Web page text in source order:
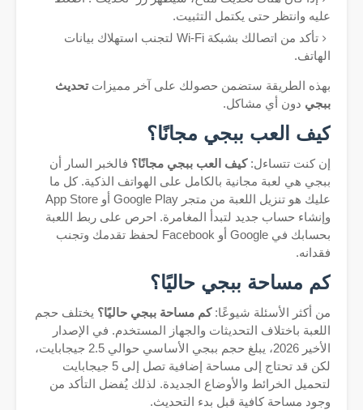
عليه وانتظر حتى يكتمل التثبيت.
تأكد من اتصالك بشبكة Wi-Fi لتجنب استهلاك بيانات
الهاتف.
بهذه الطريقة ستضمن حصولك على آخر مميزاتتحديث
ببجي دون أي مشاكل.
كيف العب ببجي مجانًا؟
إن كنت تتساءل:كيف العب ببجي مجانًا؟ فالخبر السار أن
ببجي هي لعبة مجانية بالكامل على الهواتف الذكية. كل ما
عليك هو تنزيل اللعبة من متجر Google Play أو App Store
وإنشاء حساب جديد لتبدأ المغامرة. احرص على ربط اللعبة
بحسابك في Google أو Facebook لحفظ تقدمك وتجنب
فقدانه.
كم مساحة ببجي حاليًا؟
من أكثر الأسئلة شيوعًا:كم مساحة ببجي حاليًا؟ يختلف حجم
اللعبة باختلاف التحديثات والجهاز المستخدم. في الإصدار
الأخير 2026، يبلغ حجم ببجي الأساسي حوالي 2.5 جيجابايت،
لكن قد تحتاج إلى مساحة إضافية تصل إلى 5 جيجابايت
لتحميل الخرائط والأوضاع الجديدة. لذلك يُفضل التأكد من
وجود مساحة كافية قبل بدء التحديث.